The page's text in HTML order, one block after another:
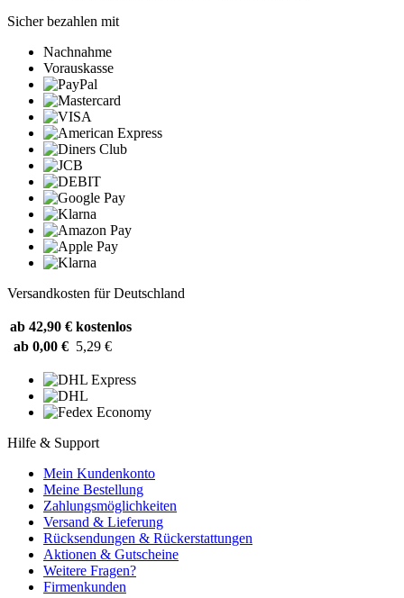
Sicher bezahlen mit
Nachnahme
Vorauskasse
Versandkosten für Deutschland
ab 42,90 € kostenlos
ab 0,00 € 5,29 €
Hilfe & Support
Mein Kundenkonto
Meine Bestellung
Zahlungsmöglichkeiten
Versand & Lieferung
Rücksendungen & Rückerstattungen
Aktionen & Gutscheine
Weitere Fragen?
Firmenkunden